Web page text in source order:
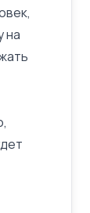
на